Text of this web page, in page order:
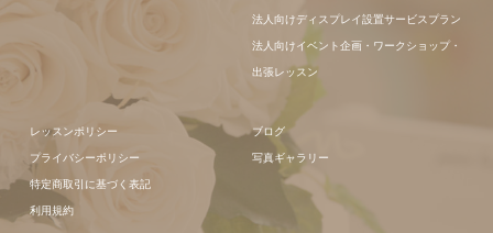
法人向けディスプレイ設置サービスプラン
法人向けイベント企画・ワークショップ・
出張レッスン
レッスンポリシー
プライバシーポリシー
特定商取引に基づく表記
利用規約
ブログ
写真ギャラリー